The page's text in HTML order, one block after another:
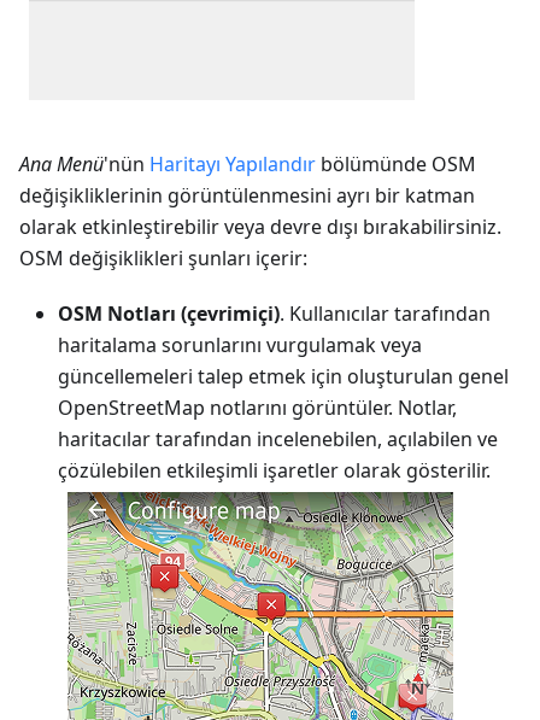
Ana Menü'nün Haritayı Yapılandır bölümünde OSM
değişikliklerinin görüntülenmesini ayrı bir katman
olarak etkinleştirebilir veya devre dışı bırakabilirsiniz.
OSM değişiklikleri şunları içerir:
OSM Notları (çevrimiçi). Kullanıcılar tarafından
haritalama sorunlarını vurgulamak veya
güncellemeleri talep etmek için oluşturulan genel
OpenStreetMap notlarını görüntüler. Notlar,
haritacılar tarafından incelenebilen, açılabilen ve
çözülebilen etkileşimli işaretler olarak gösterilir.